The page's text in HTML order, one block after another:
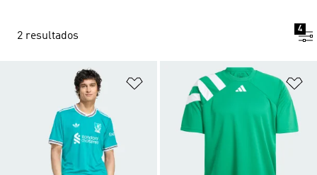
2 resultados
4
Adicionar à Lista de Desejos